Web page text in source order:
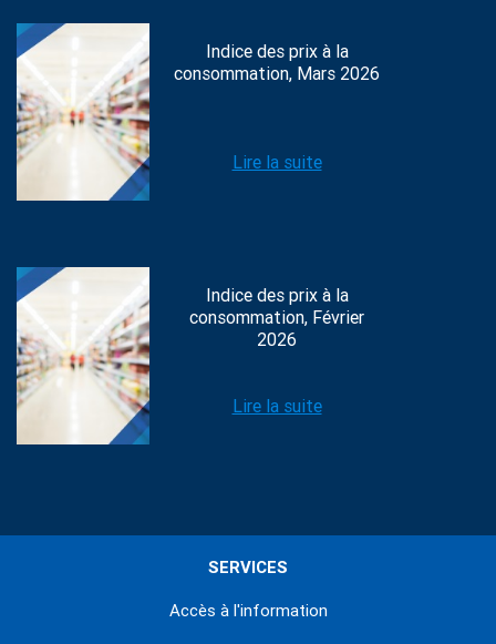
Indice des prix à la
consommation, Mars 2026
Lire la suite
Indice des prix à la
consommation, Février
2026
Lire la suite
SERVICES
Accès à l'information